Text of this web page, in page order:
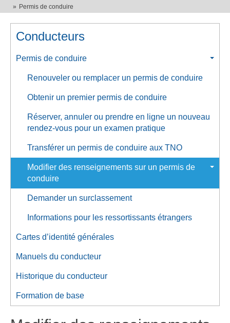
Permis de conduire
Conducteurs
Permis de conduire
Renouveler ou remplacer un permis de conduire
Obtenir un premier permis de conduire
Réserver, annuler ou prendre en ligne un nouveau
rendez-vous pour un examen pratique
Transférer un permis de conduire aux TNO
Modifier des renseignements sur un permis de
conduire
Demander un surclassement
Informations pour les ressortissants étrangers
Cartes d’identité générales
Manuels du conducteur
Historique du conducteur
Formation de base